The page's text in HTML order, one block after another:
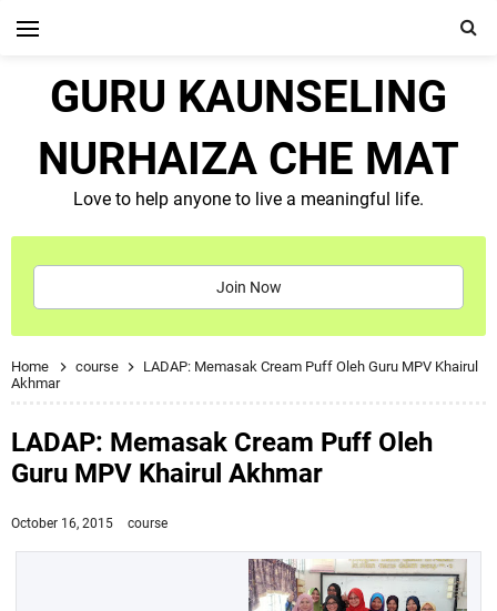
GURU KAUNSELING
NURHAIZA CHE MAT
Love to help anyone to live a meaningful life.
Join Now
Home course
LADAP: Memasak Cream Puff Oleh Guru MPV Khairul
Akhmar
LADAP: Memasak Cream Puff Oleh
Guru MPV Khairul Akhmar
October 16, 2015 course